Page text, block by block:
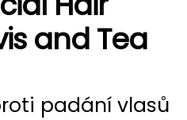
and Tea
padání vlasů